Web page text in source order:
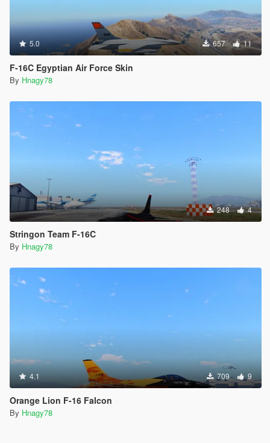
5.0 657 11
F-16C Egyptian Air Force Skin
By Hnagy78
248 4
Stringon Team F-16C
By Hnagy78
4.1 709 9
Orange Lion F-16 Falcon
By Hnagy78